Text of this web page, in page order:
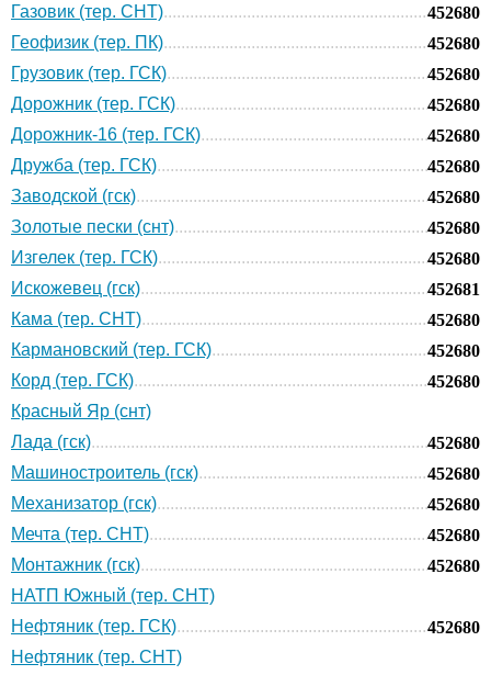
Газовик (тер. СНТ)
452680
Геофизик (тер. ПК)
452680
Грузовик (тер. ГСК)
452680
Дорожник (тер. ГСК)
452680
Дорожник-16 (тер. ГСК)
452680
Дружба (тер. ГСК)
452680
Заводской (гск)
452680
Золотые пески (снт)
452680
Изгелек (тер. ГСК)
452680
Искожевец (гск)
452681
Кама (тер. СНТ)
452680
Кармановский (тер. ГСК)
452680
Корд (тер. ГСК)
452680
Красный Яр (снт)
Лада (гск)
452680
Машиностроитель (гск)
452680
Механизатор (гск)
452680
Мечта (тер. СНТ)
452680
Монтажник (гск)
452680
НАТП Южный (тер. СНТ)
Нефтяник (тер. ГСК)
452680
Нефтяник (тер. СНТ)